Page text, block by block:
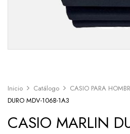
Inicio Catálogo CASIO PARA
DURO MDV-106B-1A3
CASIO MARLIN